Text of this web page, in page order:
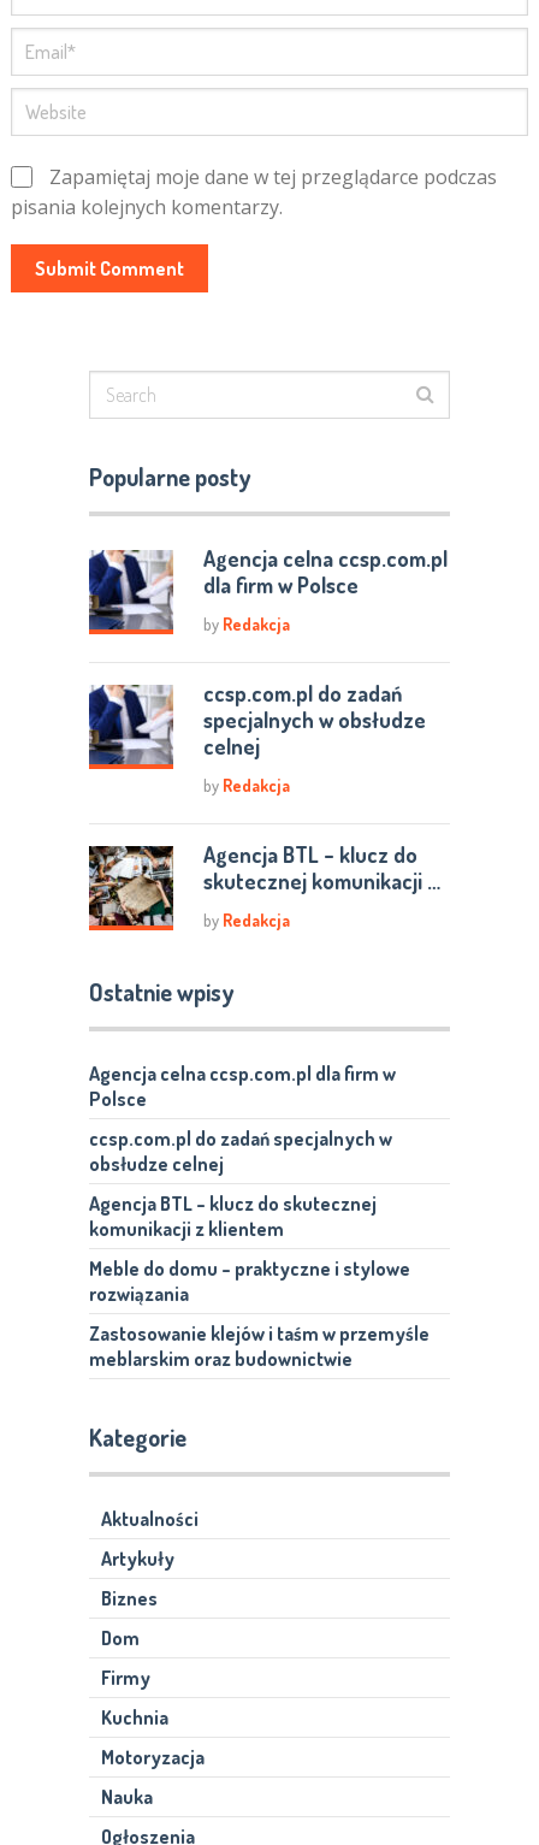
Zapamiętaj moje dane w tej przeglądarce podczas
pisania kolejnych komentarzy.
Popularne posty
Agencja celna ccsp.com.pl
dla firm w Polsce
by Redakcja
ccsp.com.pl do zadań
specjalnych w obsłudze
celnej
by Redakcja
Agencja BTL – klucz do
skutecznej komunikacji …
by Redakcja
Ostatnie wpisy
Agencja celna ccsp.com.pl dla firm w
Polsce
ccsp.com.pl do zadań specjalnych w
obsłudze celnej
Agencja BTL – klucz do skutecznej
komunikacji z klientem
Meble do domu – praktyczne i stylowe
rozwiązania
Zastosowanie klejów i taśm w przemyśle
meblarskim oraz budownictwie
Kategorie
Aktualności
Artykuły
Biznes
Dom
Firmy
Kuchnia
Motoryzacja
Nauka
Ogłoszenia